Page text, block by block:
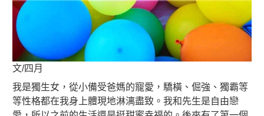
文/四月
我是獨生女，從小備受爸媽的寵愛，驕橫、倔強、獨霸等
等性格都在我身上體現地淋漓盡致。我和先生是自由戀